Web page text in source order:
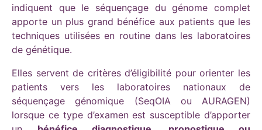
indiquent que le séquençage du génome complet
apporte un plus grand bénéfice aux patients que les
techniques utilisées en routine dans les laboratoires
de génétique.
Elles servent de critères d’éligibilité pour orienter les
patients vers les laboratoires nationaux de
séquençage génomique (SeqOIA ou AURAGEN)
lorsque ce type d’examen est susceptible d’apporter